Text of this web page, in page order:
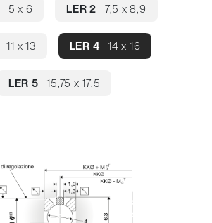
5 x 6 LER 2 7,5 x 8,9
11 x 13 LER 4 14 x 16
LER 5 15,75 x 17,5